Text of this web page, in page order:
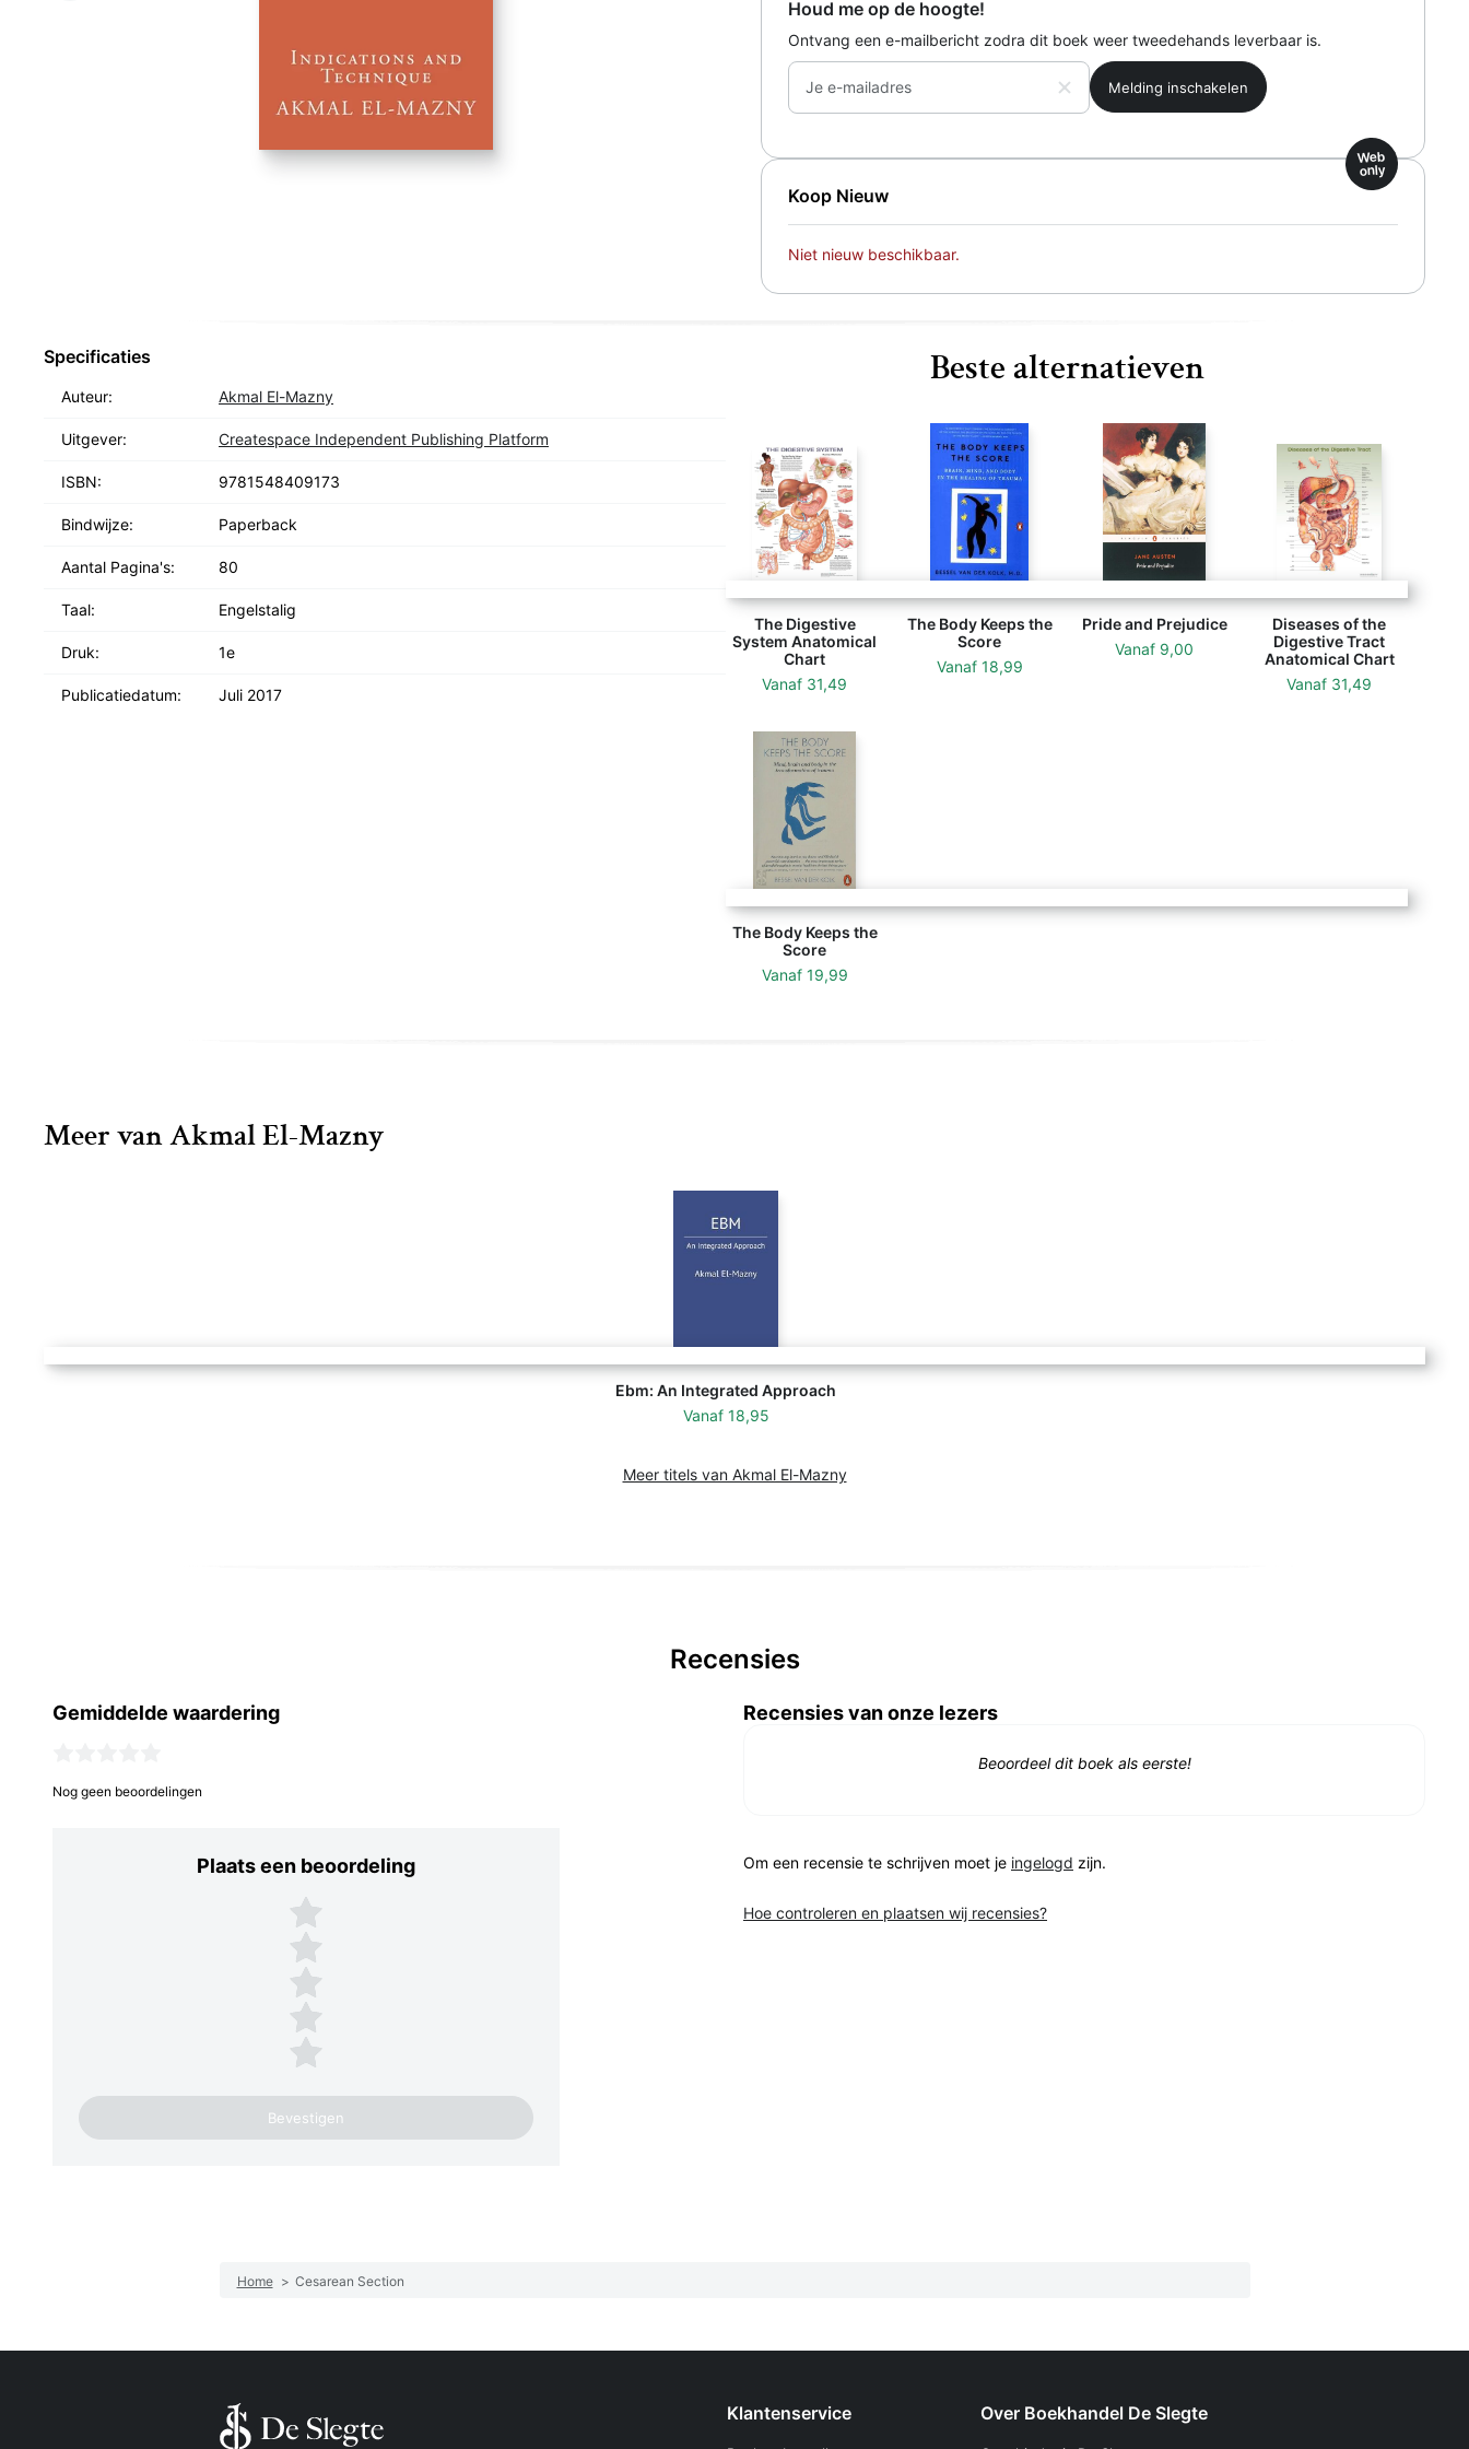
Houd me op de hoogte!
Ontvang een e-mailbericht zodra dit boek weer tweedehands leverbaar is.
Je e-mailadres
Koop Nieuw
Web
only
Niet nieuw beschikbaar.
Beste alternatieven
The Digestive
System Anatomical
Chart
Vanaf 31,49
The Body Keeps the
Score
Vanaf 18,99
Pride and Prejudice
Vanaf 9,00
Diseases of the
Digestive Tract
Anatomical Chart
Vanaf 31,49
The Body Keeps the
Score
Vanaf 19,99
Specificaties
Auteur: Akmal El-Mazny
Uitgever: Createspace Independent Publishing Platform
ISBN: 9781548409173
Bindwijze: Paperback
Aantal Pagina's: 80
Taal: Engelstalig
Druk: 1e
Publicatiedatum: Juli 2017
Meer van Akmal El-Mazny
Ebm: An Integrated Approach
Vanaf 18,95
Meer titels van Akmal El-Mazny
Recensies
Gemiddelde waardering
Nog geen beoordelingen
Plaats een beoordeling
Plaats een beoordeling
5 sterren
4 sterren
3 sterren
2 sterren
1 ster
Recensies van onze lezers
Beoordeel dit boek als eerste!
Om een recensie te schrijven moet je ingelogd zijn.
Hoe controleren en plaatsen wij recensies?
Home > Cesarean Section
Klantenservice Over Boekhandel De Slegte